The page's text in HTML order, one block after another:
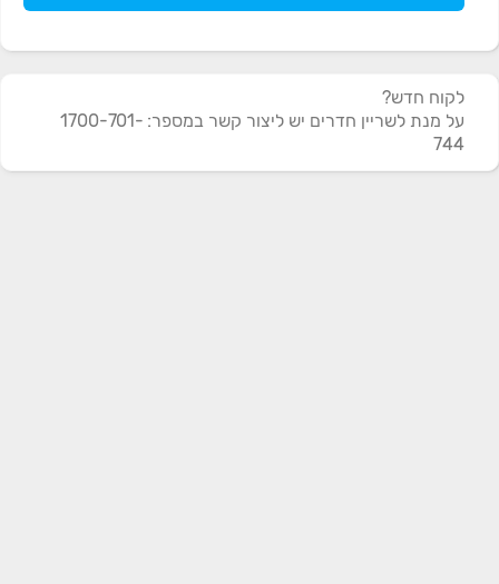
לקוח חדש?
על מנת לשריין חדרים יש ליצור קשר במספר: 1700-701-
744